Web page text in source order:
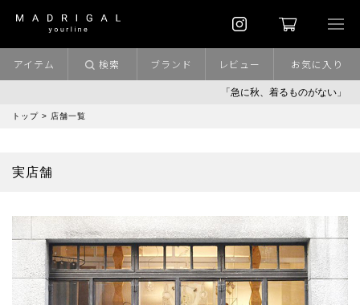
「急に秋、着るものがない」
アイテム 検索 ブランド レビュー お気に入り
トップ> 店舗一覧
実店舗